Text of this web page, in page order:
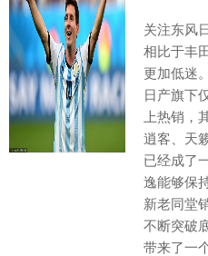
关注东风
相比于丰
更加低迷
日产旗下
上热销，
逍客、天
已经成了
逸能够保
新老同堂
不断突破
带来了一